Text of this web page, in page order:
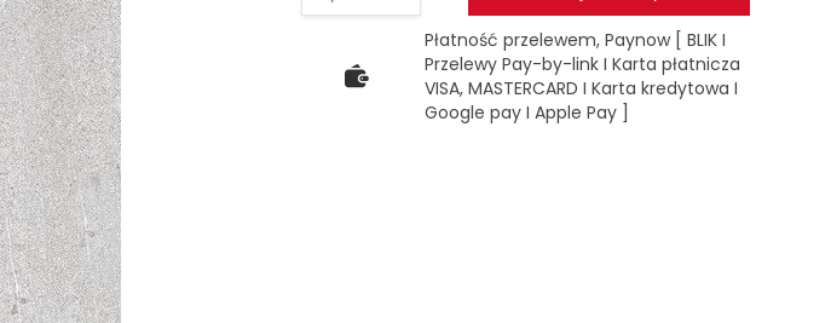
Płatność przelewem, Paynow [ BLIK I
Przelewy Pay-by-link I Karta płatnicza
VISA, MASTERCARD I Karta kredytowa I
Google pay I Apple Pay ]